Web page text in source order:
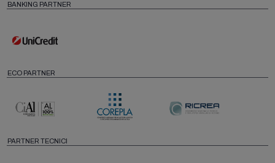
BANKING PARTNER
ECO PARTNER
PARTNER TECNICI